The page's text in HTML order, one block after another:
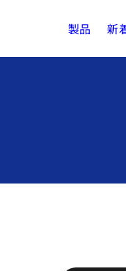
製品 新